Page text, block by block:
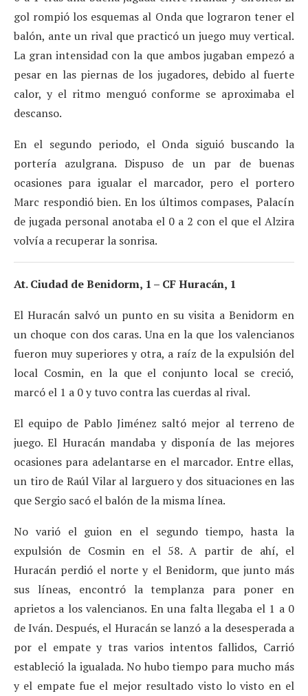
gol rompió los esquemas al Onda que lograron tener el
balón, ante un rival que practicó un juego muy vertical.
La gran intensidad con la que ambos jugaban empezó a
pesar en las piernas de los jugadores, debido al fuerte
calor, y el ritmo menguó conforme se aproximaba el
descanso.
En el segundo periodo, el Onda siguió buscando la
portería azulgrana. Dispuso de un par de buenas
ocasiones para igualar el marcador, pero el portero
Marc respondió bien. En los últimos compases, Palacín
de jugada personal anotaba el 0 a 2 con el que el Alzira
volvía a recuperar la sonrisa.
At. Ciudad de Benidorm, 1 – CF Huracán, 1
El Huracán salvó un punto en su visita a Benidorm en
un choque con dos caras. Una en la que los valencianos
fueron muy superiores y otra, a raíz de la expulsión del
local Cosmin, en la que el conjunto local se creció,
marcó el 1 a 0 y tuvo contra las cuerdas al rival.
El equipo de Pablo Jiménez saltó mejor al terreno de
juego. El Huracán mandaba y disponía de las mejores
ocasiones para adelantarse en el marcador. Entre ellas,
un tiro de Raúl Vilar al larguero y dos situaciones en las
que Sergio sacó el balón de la misma línea.
No varió el guion en el segundo tiempo, hasta la
expulsión de Cosmin en el 58. A partir de ahí, el
Huracán perdió el norte y el Benidorm, que junto más
sus líneas, encontró la templanza para poner en
aprietos a los valencianos. En una falta llegaba el 1 a 0
de Iván. Después, el Huracán se lanzó a la desesperada a
por el empate y tras varios intentos fallidos, Carrió
estableció la igualada. No hubo tiempo para mucho más
y el empate fue el mejor resultado visto lo visto en el